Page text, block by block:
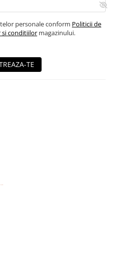
personale conform Politicii de
si conditiilor magazinului.
TE